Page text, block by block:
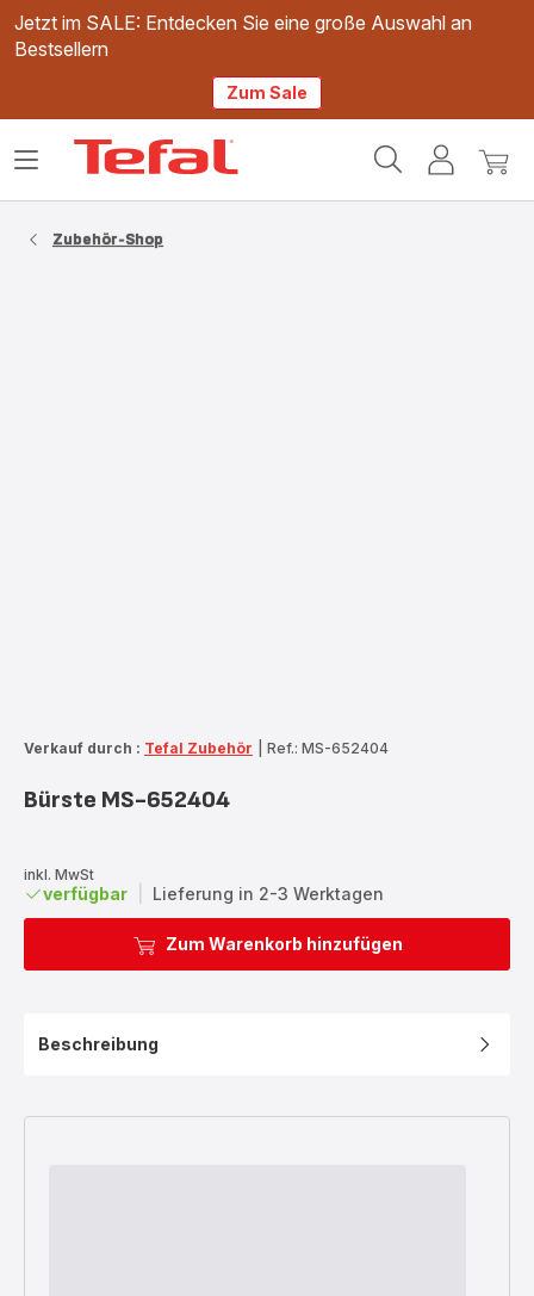
Jetzt im SALE: Entdecken Sie eine große Auswahl an
Bestsellern
Zum Sale
Mein
Mein
Das
Zubehör-Shop
Verkauf durch : Tefal Zubehör Ref.: MS-652404
Bürste MS-652404
inkl. MwSt
verfügbar Lieferung in 2-3 Werktagen
Zum Warenkorb hinzufügen
Beschreibung